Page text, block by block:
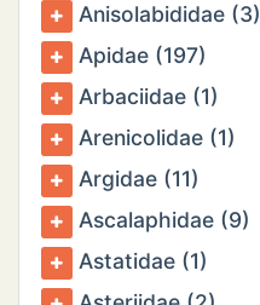
Anisolabididae (3)
Apidae (197)
Arbaciidae (1)
Arenicolidae (1)
Argidae (11)
Ascalaphidae (9)
Astatidae (1)